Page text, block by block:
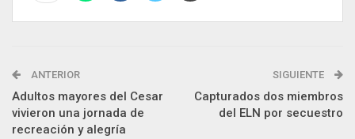
ANTERIOR
Adultos mayores del Cesar
vivieron una jornada de
recreación y alegría
SIGUIENTE
Capturados dos miembros
del ELN por secuestro